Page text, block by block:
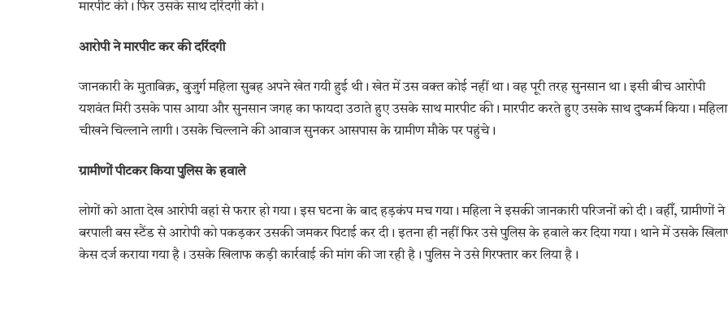
मारपीट की। फिर उसके साथ दरिंदगी की।
आरोपी ने मारपीट कर की दरिंदगी
जानकारी के मुताबिक़, बुजुर्ग महिला सुबह अपने खेत गयी हुई थी। खेत में उस वक्त कोई नहीं था। वह पूरी तरह सुनसान था। इसी बीच आरोपी
यशवंत मिरी उसके पास आया और सुनसान जगह का फायदा उठाते हुए उसके साथ मारपीट की। मारपीट करते हुए उसके साथ दुष्कर्म किया। महिला
चीखने चिल्लाने लागी। उसके चिल्लाने की आवाज सुनकर आसपास के ग्रामीण मौके पर पहुंचे।
ग्रामीणों पीटकर किया पुलिस के हवाले
लोगों को आता देख आरोपी वहां से फरार हो गया। इस घटना के बाद हड़कंप मच गया। महिला ने इसकी जानकारी परिजनों को दी। वहीँ, ग्रामीणों ने
बरपाली बस स्टैंड से आरोपी को पकड़कर उसकी जमकर पिटाई कर दी। इतना ही नहीं फिर उसे पुलिस के हवाले कर दिया गया। थाने में उसके
केस दर्ज कराया गया है। उसके खिलाफ कड़ी कार्रवाई की मांग की जा रही है। पुलिस ने उसे गिरफ्तार कर लिया है।